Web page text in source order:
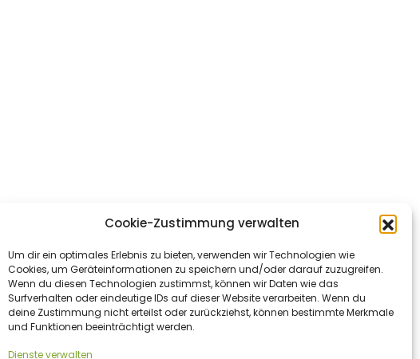
Cookie-Zustimmung verwalten
Um dir ein optimales Erlebnis zu bieten, verwenden wir Technologien wie
Cookies, um Geräteinformationen zu speichern und/oder darauf zuzugreifen.
Wenn du diesen Technologien zustimmst, können wir Daten wie das
Surfverhalten oder eindeutige IDs auf dieser Website verarbeiten. Wenn du
deine Zustimmung nicht erteilst oder zurückziehst, können bestimmte Merkmale
und Funktionen beeinträchtigt werden.
Dienste verwalten